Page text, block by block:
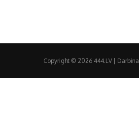
Copyright © 2026 444.LV | Darbina